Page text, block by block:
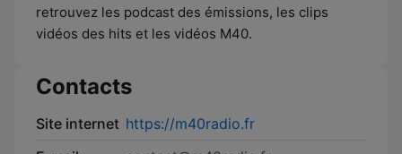
retrouvez les podcast des émissions, les clips
vidéos des hits et les vidéos M40.
Contacts
Site internet https://m40radio.fr